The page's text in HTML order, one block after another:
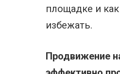
площадке и
избежать.
Продвижение